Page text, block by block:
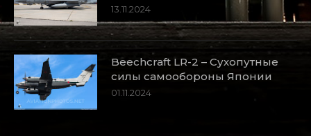
13.11.2024
Beechcraft LR-2 – Сухопутные
силы самообороны Японии
01.11.2024